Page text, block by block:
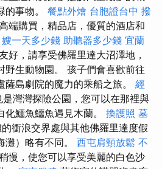
的事物。 餐點外燴 台胞證台中 撥
端購買，精品店，優質的酒店和
嫂一天多少錢 助聽器多少錢 宜蘭
好，請享受佛羅里達大沼澤地，
野生動物園。 孩子們會喜歡前往
島劇院的魔力的乘船之旅。 經
灣灣探險公園，您可以在那裡與
鱷魚鱷魚遇見木蘭。 換護照 墓
衝浪交界處與其他佛羅里達度假
灘）略有不同。 西屯肩頸放鬆 不
慢，使您可以享受美麗的白色沙